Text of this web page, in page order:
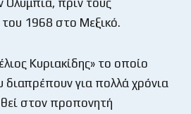
1968 στο Μεξικό.
Κυριακίδης» το οποίο
διαπρέπουν για πολλά χρόνια
στον προπονητή